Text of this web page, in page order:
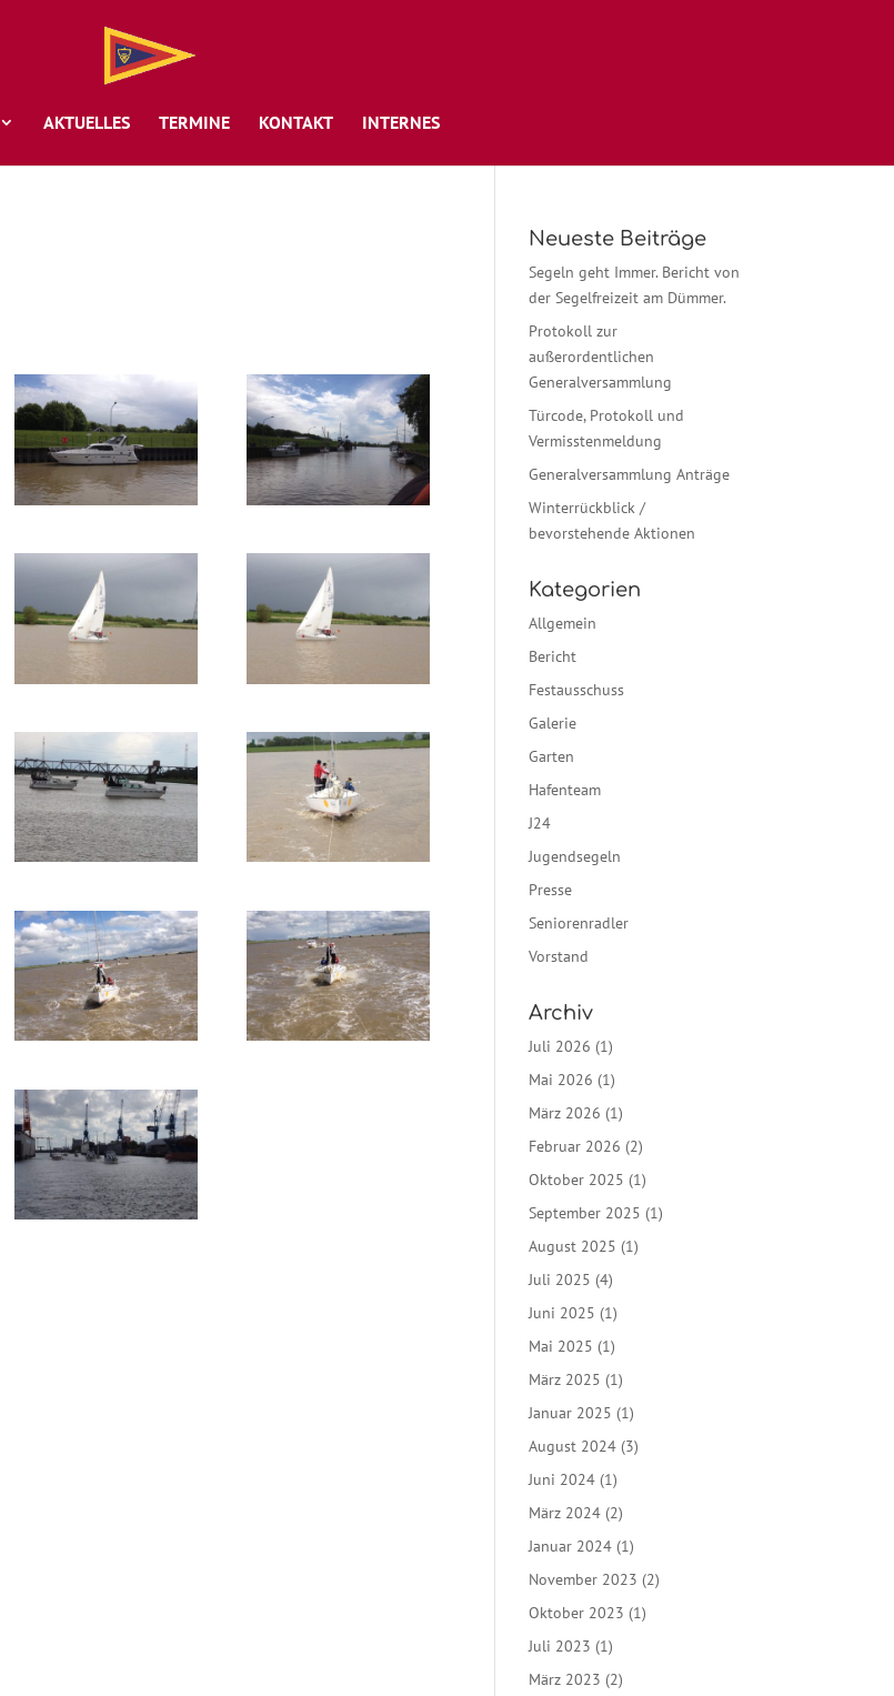
AKTUELLES TERMINE KONTAKT INTERNES
Neueste Beiträge
Segeln geht Immer. Bericht von
der Segelfreizeit am Dümmer.
Protokoll zur
außerordentlichen
Generalversammlung
Türcode, Protokoll und
Vermisstenmeldung
Generalversammlung Anträge
Winterrückblick /
bevorstehende Aktionen
Kategorien
Allgemein
Bericht
Festausschuss
Galerie
Garten
Hafenteam
J24
Jugendsegeln
Presse
Seniorenradler
Vorstand
Archiv
Juli 2026 (1)
Mai 2026 (1)
März 2026 (1)
Februar 2026 (2)
Oktober 2025 (1)
September 2025 (1)
August 2025 (1)
Juli 2025 (4)
Juni 2025 (1)
Mai 2025 (1)
März 2025 (1)
Januar 2025 (1)
August 2024 (3)
Juni 2024 (1)
März 2024 (2)
Januar 2024 (1)
November 2023 (2)
Oktober 2023 (1)
Juli 2023 (1)
März 2023 (2)